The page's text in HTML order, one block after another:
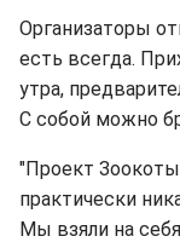
Организаторы
есть всегда.
утра,
С собой можно
"Проект Зоокоты
практически
Мы взяли на